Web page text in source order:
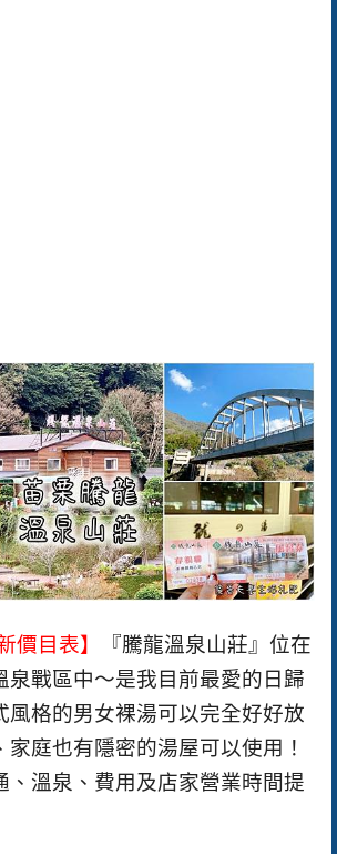
價目表】
『騰龍溫泉山莊』位在
泉戰區中〜是我目前最愛的日歸
風格的男女裸湯可以完全好好放
家庭也有隱密的湯屋可以使用！
、溫泉、費用及店家營業時間提